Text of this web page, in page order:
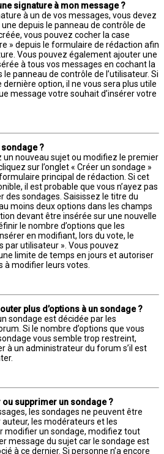
signature à mon message ?
à un de vos messages, vous devez
depuis le panneau de contrôle de
vous pouvez cocher la case
» depuis le formulaire de rédaction afin
Vous pouvez également ajouter une
à tous vos messages en cochant la
panneau de contrôle de l’utilisateur. Si
option, il ne vous sera plus utile
message votre souhait d’insérer votre
?
un nouveau sujet ou modifiez le premier
sur l’onglet « Créer un sondage »
principal de rédaction. Si cet
il est probable que vous n’ayez pas
des sondages. Saisissez le titre du
moins deux options dans les champs
devant être insérée sur une nouvelle
le nombre d’options que les
en modifiant, lors du vote, le
par utilisateur ». Vous pouvez
limite de temps en jours et autoriser
à modifier leurs votes.
plus d’options à un sondage ?
sondage est décidée par les
Si le nombre d’options que vous
vous semble trop restreint,
à un administrateur du forum s’il est
supprimer un sondage ?
les sondages ne peuvent être
les modérateurs et les
modifier un sondage, modifiez tout
message du sujet car le sondage est
à ce dernier. Si personne n’a encore